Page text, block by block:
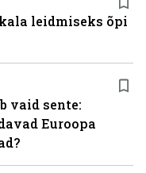
leidmiseks õpi
vaid sente:
Euroopa